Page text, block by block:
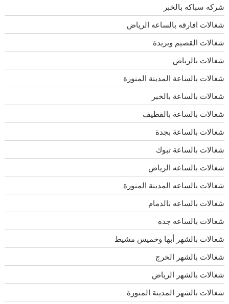
شركه سباكه بالخبر
شغالات افارقه بالساعه الرياض
شغالات القصيم وبريدة
شغالات بالرياض
شغالات بالساعة المدينة المنورة
شغالات بالساعة بالخبر
شغالات بالساعة بالقطيف
شغالات بالساعة بجدة
شغالات بالساعة تبوك
شغالات بالساعه الرياض
شغالات بالساعه المدينة المنورة
شغالات بالساعه بالدمام
شغالات بالساعه جده
شغالات بالشهر أبها وخميس مشيط
شغالات بالشهر الخرج
شغالات بالشهر الرياض
شغالات بالشهر المدينة المنورة